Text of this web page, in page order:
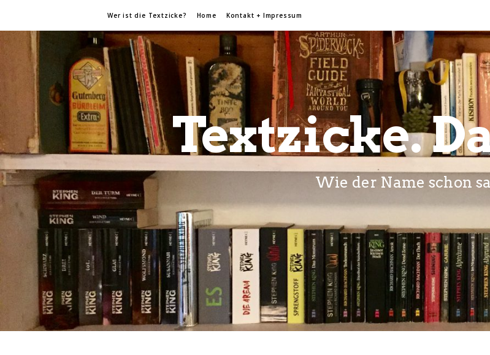
Wer ist die Textzicke? Home Kontakt + Impressum
Textzicke.
Wie der Name schon